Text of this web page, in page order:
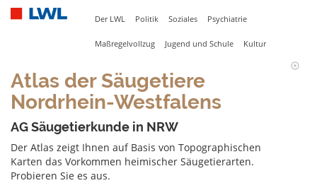
Der LWL Politik Soziales Psychiatrie
Maßregelvollzug Jugend und Schule Kultur
Atlas der Säugetiere
Nordrhein-Westfalens
AG Säugetierkunde in NRW
Der Atlas zeigt Ihnen auf Basis von Topographischen
Karten das Vorkommen heimischer Säugetierarten.
Probieren Sie es aus.